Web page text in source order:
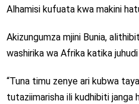
Alhamisi kufuata kwa makini
Akizungumza mjini Bunia,
washirika wa Afrika katika
“Tuna timu zenye ari kubwa
tutaziimarisha ili kudhibiti janga